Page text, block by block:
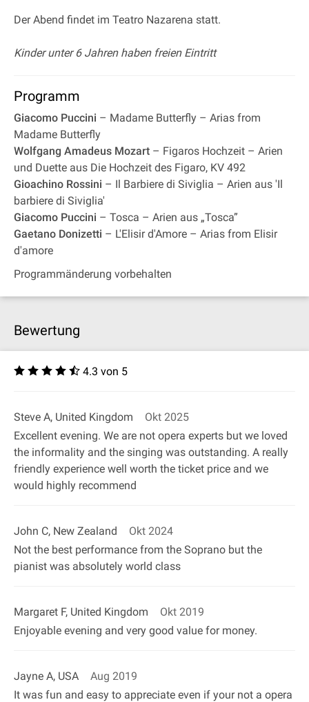
Der Abend findet im Teatro Nazarena statt.
Kinder unter 6 Jahren haben freien Eintritt
Programm
Giacomo Puccini – Madame Butterfly – Arias from
Madame Butterfly
Wolfgang Amadeus Mozart – Figaros Hochzeit – Arien
und Duette aus Die Hochzeit des Figaro, KV 492
Gioachino Rossini – Il Barbiere di Siviglia – Arien aus 'Il
barbiere di Siviglia'
Giacomo Puccini – Tosca – Arien aus „Tosca”
Gaetano Donizetti – L'Elisir d'Amore – Arias from Elisir
d'amore
Programmänderung vorbehalten
Bewertung
4.3 von 5
Steve A, United Kingdom
Okt 2025
Excellent evening. We are not opera experts but we loved
the informality and the singing was outstanding. A really
friendly experience well worth the ticket price and we
would highly recommend
John C, New Zealand
Okt 2024
Not the best performance from the Soprano but the
pianist was absolutely world class
Margaret F, United Kingdom
Okt 2019
Enjoyable evening and very good value for money.
Jayne A, USA
Aug 2019
It was fun and easy to appreciate even if your not a opera